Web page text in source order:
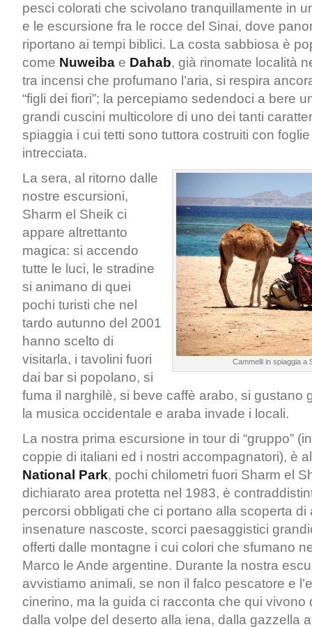
pesci colorati che scivolano tranquillamente in
e le escursione fra le rocce del Sinai, dove
riportano ai tempi biblici. La costa sabbiosa è
come Nuweiba e Dahab, già rinomate località
tra incensi che profumano l’aria, si respira
“figli dei fiori”; la percepiamo sedendoci a bere
grandi cuscini multicolore di uno dei tanti
spiaggia i cui tetti sono tuttora costruiti con
intrecciata.
Cammelli in spiaggia a
La sera, al ritorno dalle
nostre escursioni,
Sharm el Sheik ci
appare altrettanto
magica: si accendo
tutte le luci, le stradine
si animano di quei
pochi turisti che nel
tardo autunno del 2001
hanno scelto di
visitarla, i tavolini fuori
dai bar si popolano, si
fuma il narghilè, si beve caffè arabo, si gustano
la musica occidentale e araba invade i locali.
La nostra prima escursione in tour di “gruppo”
coppie di italiani ed i nostri accompagnatori), è
National Park, pochi chilometri fuori Sharm el
dichiarato area protetta nel 1983, è
percorsi obbligati che ci portano alla scoperta di
insenature nascoste, scorci paesaggistici
offerti dalle montagne i cui colori che sfumano
Marco le Ande argentine. Durante la nostra
avvistiamo animali, se non il falco pescatore e
cinerino, ma la guida ci racconta che qui vivono
dalla volpe del deserto alla iena, dalla gazzella